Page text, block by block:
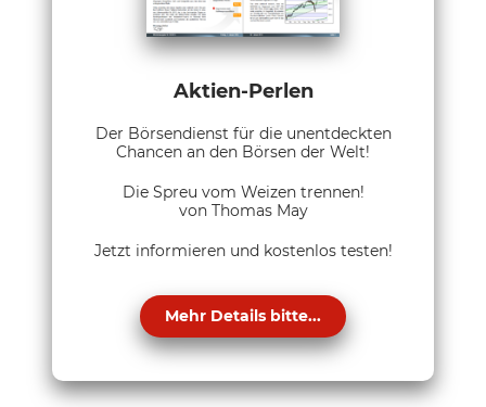
Aktien-Perlen
Der Börsendienst für die unentdeckten
Chancen an den Börsen der Welt!
Die Spreu vom Weizen trennen!
von Thomas May
Jetzt informieren und kostenlos testen!
Mehr Details bitte...